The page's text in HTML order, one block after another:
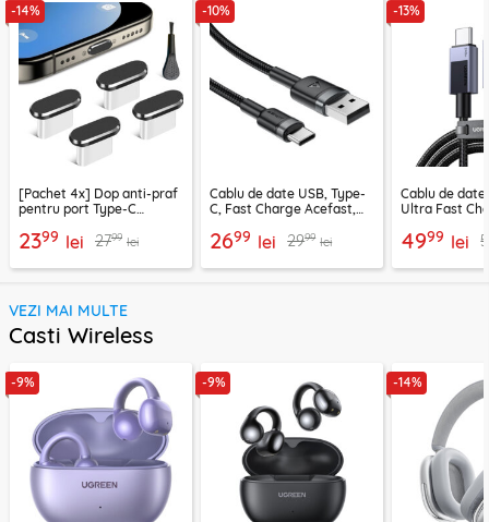
-14%
[Pachet 4x] Dop anti-praf
pentru port Type-C
2399 lei 2799 lei
-10%
Cablu de date USB, Type-
C, Fast Charge Acefast,
2699 lei 2999 lei
-13%
Cablu de date
Ultra Fast
4999 lei
VEZI MAI MULTE
Casti Wireless
-9% -9% -14%